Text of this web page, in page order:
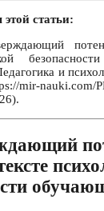
статьи:
и
nauki.com/